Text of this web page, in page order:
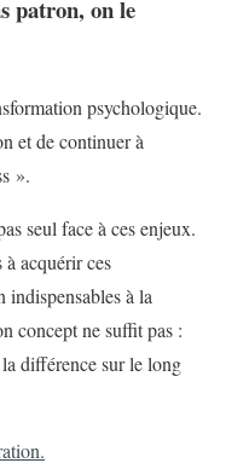
patron, on le
psychologique.
et de continuer à
».
seul face à ces enjeux.
à acquérir ces
indispensables à la
concept ne suffit pas :
différence sur le long